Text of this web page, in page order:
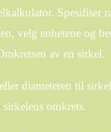
Spesifiser
velg enhetene og
av en sirkel.
diameteren til
sirkelens omkrets.